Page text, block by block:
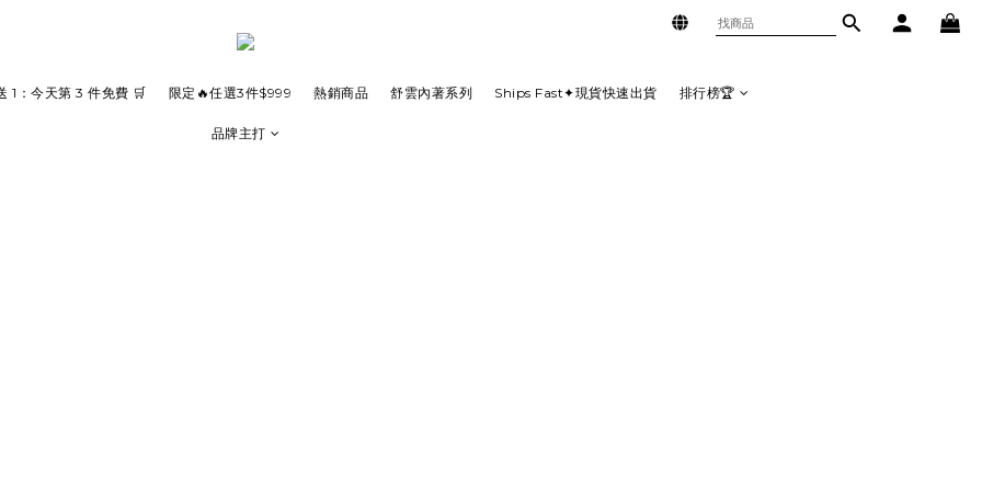
1：今天第 3 件免費 🛒 限定🔥任選3件$999 熱銷商品 舒雲內著系列 Ships Fast✦現貨快速出貨 排行榜🏆
品牌主打